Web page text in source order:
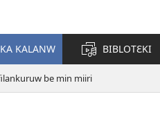
KALANW BIBLOTƐKI
be min miiri